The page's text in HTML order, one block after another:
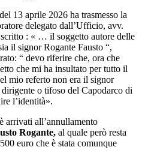
13 aprile 2026 ha trasmesso la
delegato dall’Ufficio, avv.
: « … il soggetto autore delle
il signor Rogante Fausto “,
“ devo riferire che, ora che
che mi ha insultato per tutto il
mio referto non era il signor
o tifoso del Capodarco di
l’identità».
arrivati all’annullamento
Rogante, al quale però resta
euro che è stata comunque